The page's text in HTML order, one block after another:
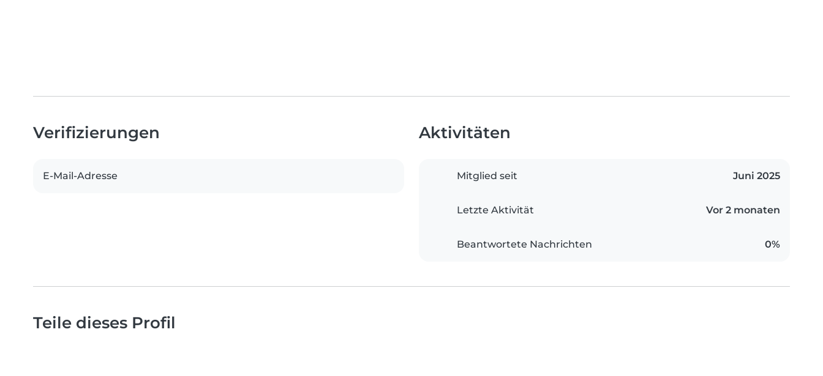
Verifizierungen
E-Mail-Adresse
Aktivitäten
Mitglied seit Juni 2025
Letzte Aktivität Vor 2 monaten
Beantwortete Nachrichten 0%
Teile dieses Profil